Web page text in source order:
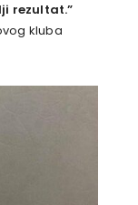
rezultat.”
kluba